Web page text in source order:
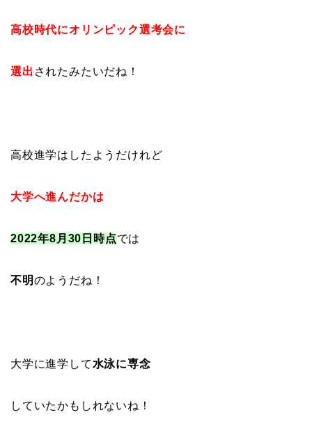
高校時代にオリンピック選考会に
選出 されたみたいだね！
高校進学はしたようだけれど
大学へ進んだかは
2022年8月30日時点では
不明のようだね！
大学に進学して 水泳に専念
していたかもしれないね！